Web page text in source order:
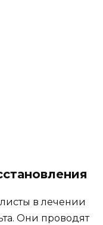
в лечении
Они проводят